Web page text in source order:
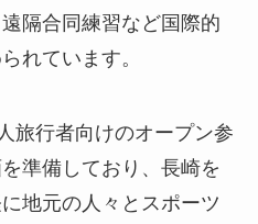
隔合同練習など国際的
れています。
旅行者向けのオープン参
準備しており、長崎を
地元の人々とスポーツ